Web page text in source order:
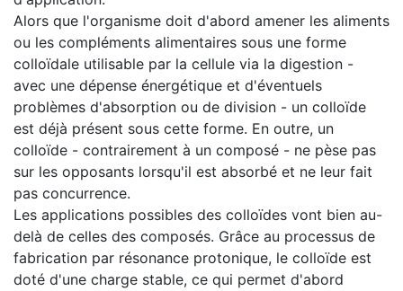
Alors que l'organisme doit d'abord amener les aliments
ou les compléments alimentaires sous une forme
colloïdale utilisable par la cellule via la digestion -
avec une dépense énergétique et d'éventuels
problèmes d'absorption ou de division - un colloïde
est déjà présent sous cette forme. En outre, un
colloïde - contrairement à un composé - ne pèse pas
sur les opposants lorsqu'il est absorbé et ne leur fait
pas concurrence.
Les applications possibles des colloïdes vont bien au-
delà de celles des composés. Grâce au processus de
fabrication par résonance protonique, le colloïde est
doté d'une charge stable, ce qui permet d'abord